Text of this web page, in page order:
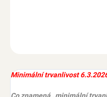
Minimální trvanlivost